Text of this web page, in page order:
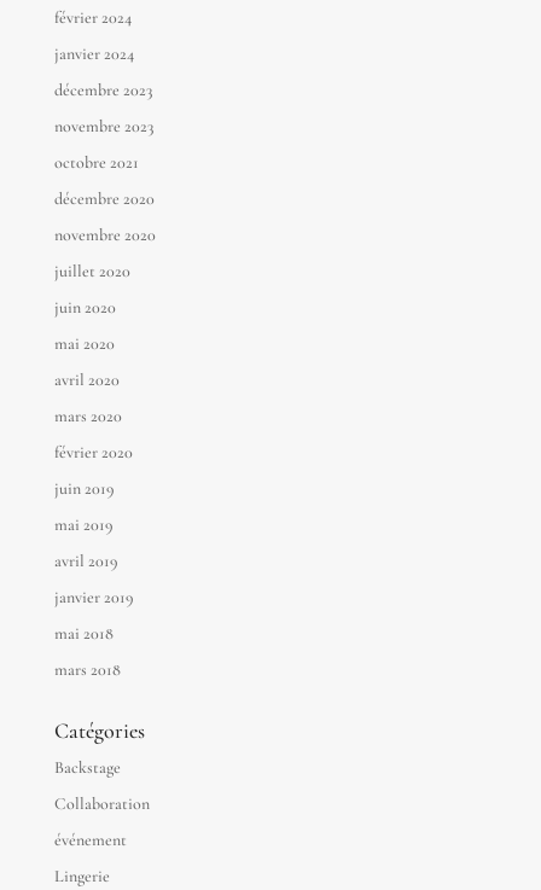
février 2024
janvier 2024
décembre 2023
novembre 2023
octobre 2021
décembre 2020
novembre 2020
juillet 2020
juin 2020
mai 2020
avril 2020
mars 2020
février 2020
juin 2019
mai 2019
avril 2019
janvier 2019
mai 2018
mars 2018
Catégories
Backstage
Collaboration
événement
Lingerie